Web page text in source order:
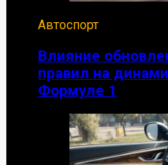
Автоспорт
Влияние
правил на
Формуле 1